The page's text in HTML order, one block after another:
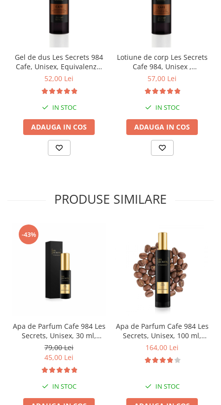
Gel de dus Les Secrets 984
Cafe, Unisex, Equivalenza,
250 ml
52,00 Lei
IN STOC
ADAUGA IN COS
Lotiune de corp Les Secrets
Cafe 984, Unisex ,
Equivalenza, 250 ml
57,00 Lei
IN STOC
ADAUGA IN COS
PRODUSE SIMILARE
-43%
Apa de Parfum Cafe 984 Les
Secrets, Unisex, 30 ml,
Equivalenza
79,00 Lei
45,00 Lei
IN STOC
Apa de Parfum Cafe 984 Les
Secrets, Unisex, 100 ml,
Equivalenza
164,00 Lei
IN STOC